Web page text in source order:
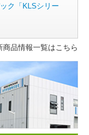
ク「KLSシリー
商品情報一覧はこちら